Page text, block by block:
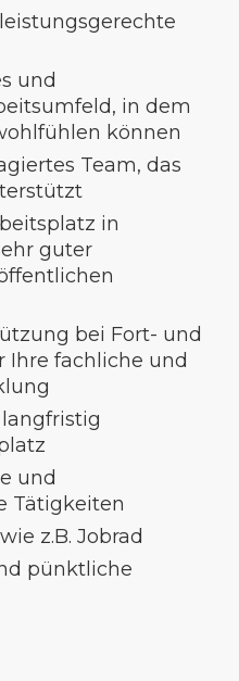
und
in dem
können
Team, das
in
guter
bei Fort- und
fachliche und
und
Tätigkeiten
z.B. Jobrad
pünktliche